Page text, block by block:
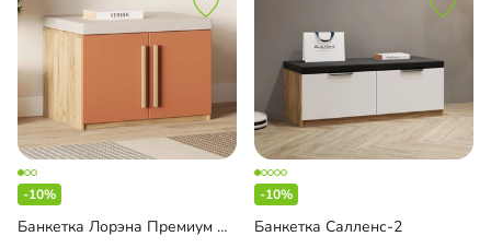
-10%
Банкетка Лорэна Премиум Эко
-10%
Банкетка Салленс-2